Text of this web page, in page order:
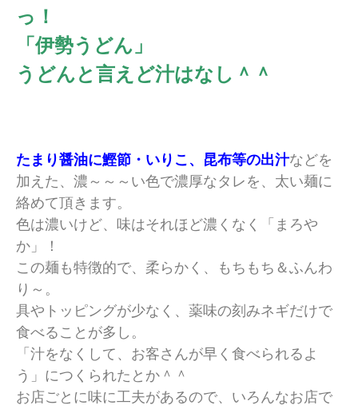
っ！
「伊勢うどん」
うどんと言えど汁はなし＾＾
たまり醤油に鰹節・いりこ、昆布等の出汁などを
加えた、濃～～～い色で濃厚なタレを、太い麺に
絡めて頂きます。
色は濃いけど、味はそれほど濃くなく「まろや
か」！
この麺も特徴的で、柔らかく、もちもち＆ふんわ
り～。
具やトッピングが少なく、薬味の刻みネギだけで
食べることが多し。
「汁をなくして、お客さんが早く食べられるよ
う」につくられたとか＾＾
お店ごとに味に工夫があるので、いろんなお店で